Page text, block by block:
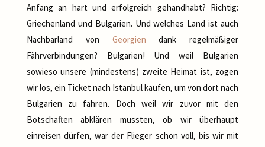
Anfang an hart und erfolgreich gehandhabt? Richtig:
Griechenland und Bulgarien. Und welches Land ist auch
Nachbarland von Georgien dank regelmäßiger
Fährverbindungen? Bulgarien! Und weil Bulgarien
sowieso unsere (mindestens) zweite Heimat ist, zogen
wir los, ein Ticket nach Istanbul kaufen, um von dort nach
Bulgarien zu fahren. Doch weil wir zuvor mit den
Botschaften abklären mussten, ob wir überhaupt
einreisen dürfen, war der Flieger schon voll, bis wir mit